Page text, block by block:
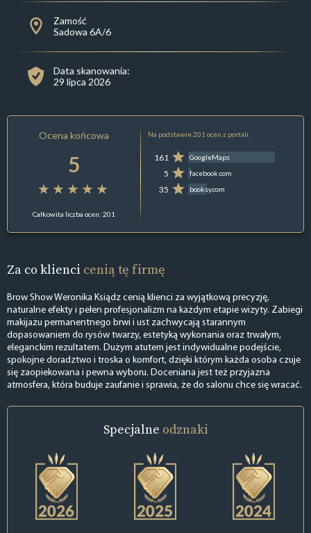
Zamość
Sadowa 6A/6
Data skanowania:
29 lipca 2026
Ocena końcowa
5
Całkowita liczba ocen: 201
Na podstawie 201 ocen z portali:
161 GoogleMaps
5 facebook.com
35 booksy.com
Za co klienci cenią tę firmę
Brow Show Weronika Ksiądz cenią klienci za wyjątkową precyzję,
naturalne efekty i pełen profesjonalizm na każdym etapie wizyty. Zabiegi
makijażu permanentnego brwi i ust zachwycają starannym
dopasowaniem do rysów twarzy, estetyką wykonania oraz trwałym,
eleganckim rezultatem. Dużym atutem jest indywidualne podejście,
spokojne doradztwo i troska o komfort, dzięki którym każda osoba czuje
się zaopiekowana i pewna wyboru. Doceniana jest też przyjazna
atmosfera, która buduje zaufanie i sprawia, że do salonu chce się wracać.
Specjalne odznaki